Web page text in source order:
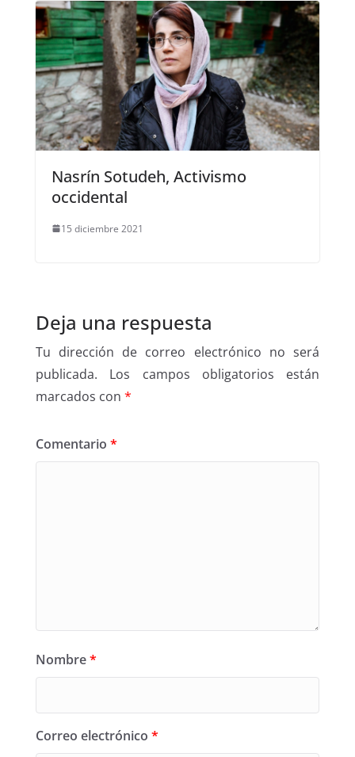
Nasrín Sotudeh, Activismo
occidental
15 diciembre 2021
Deja una respuesta
Tu dirección de correo electrónico no será
publicada.
Los campos obligatorios están
marcados con *
Comentario *
Nombre*
Correo electrónico *